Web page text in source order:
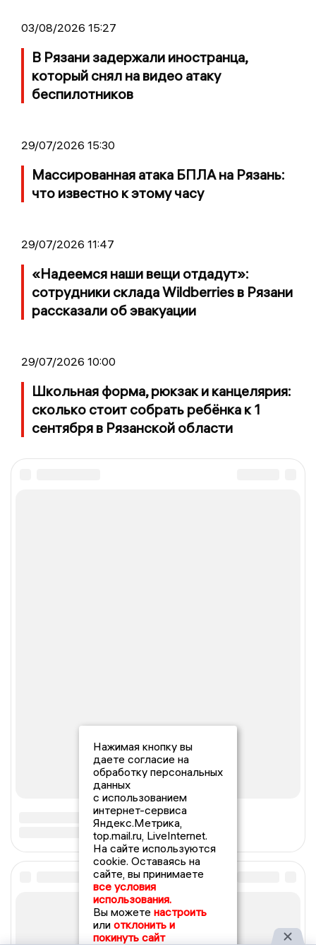
03/08/2026 15:27
В Рязани задержали иностранца,
который снял на видео атаку
беспилотников
29/07/2026 15:30
Массированная атака БПЛА на Рязань:
что известно к этому часу
29/07/2026 11:47
«Надеемся наши вещи отдадут»:
сотрудники склада Wildberries в Рязани
рассказали об эвакуации
29/07/2026 10:00
Школьная форма, рюкзак и канцелярия:
сколько стоит собрать ребёнка к 1
сентября в Рязанской области
Нажимая кнопку вы
даете согласие на
обработку персональных
данных
с использованием
интернет-сервиса
Яндекс.Метрика,
top.mail.ru, LiveInternet.
На сайте используются
cookie. Оставаясь на
сайте, вы принимаете
все условия
использования.
Вы можете настроить
или отклонить и
покинуть сайт